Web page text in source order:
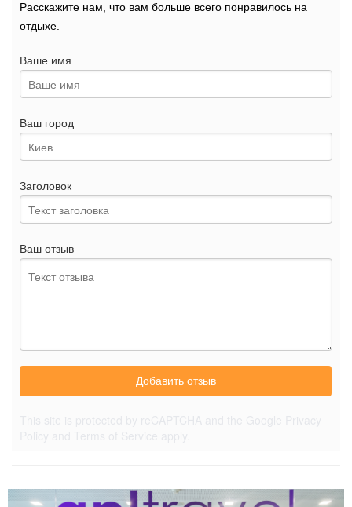
Расскажите нам, что вам больше всего понравилось на
отдыхе.
Ваше имя
Ваш город
Заголовок
Ваш отзыв
Добавить отзыв